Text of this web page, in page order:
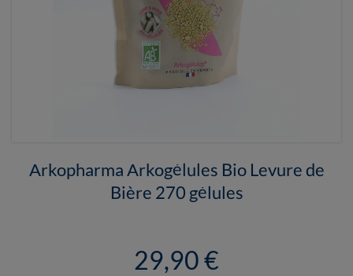
Arkopharma Arkogélules Bio Levure de
Bière 270 gélules
29,90 €